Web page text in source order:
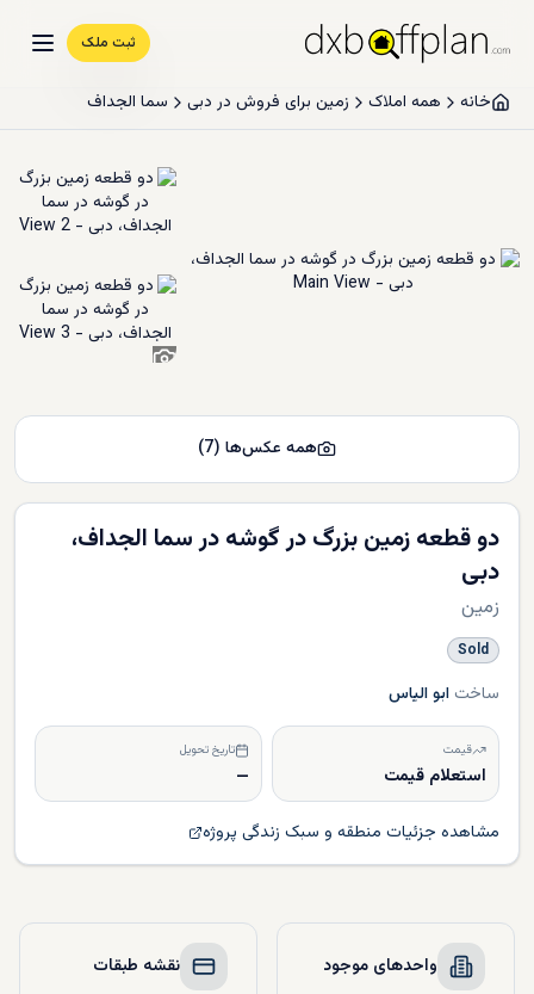
ثبت ملک
خانه همه املاک زمین برای فروش در دبی سما الجداف
دو قطعه زمین بزرگ در گوشه در سما الجداف،
دبی
زمین
Sold
ساخت ابو الیاس
قیمت
استعلام قیمت
تاریخ تحویل
—
مشاهده جزئیات منطقه و سبک زندگی پروژه
همه عکس‌ها (
7
)
واحدهای موجود نقشه طبقات